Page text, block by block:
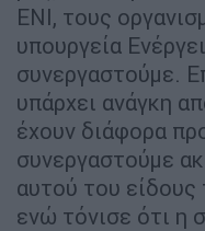
ΕΝΙ, τους
υπουργεία
συνεργαστούμε.
υπάρχει ανάγκη
έχουν διάφορα
συνεργαστούμε
αυτού του είδους
ενώ τόνισε ότι η